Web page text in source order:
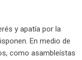
y apatía por la
En medio de
como asambleístas